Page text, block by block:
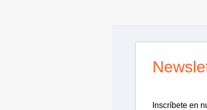
Inscríbete en